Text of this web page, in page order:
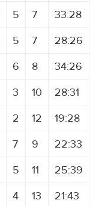
5 7
33:28
5 7
28:26
6 8
34:26
3 10
28:31
2 12
19:28
7 9
22:33
5 11
25:39
4 13
21:43